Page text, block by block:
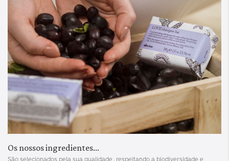
Os nossos ingredientes...
São selecionados pela sua qualidade, respeitando a biodiversidade e